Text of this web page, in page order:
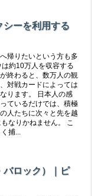
シーを利用する
帰りたいという方も多
約10万人を収容する
終わると、数万人の観
対戦カードによっては
ります。 日本人の感
ているだけでは、積極
人たちに次々と先を越
なりかねません。 こ
捕...
バロック）｜ピ